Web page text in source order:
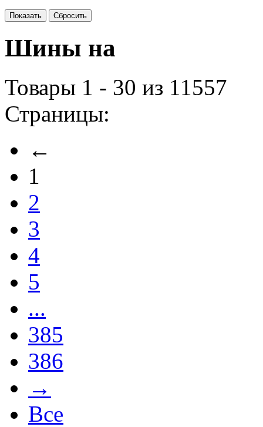
Шины на
Товары 1 - 30 из 11557
Страницы:
←
1
2
3
4
5
...
385
386
→
Все